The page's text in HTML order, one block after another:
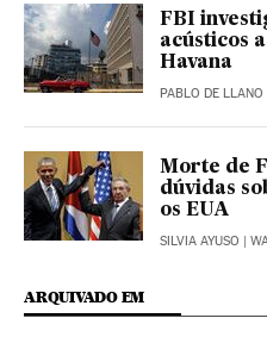
FBI
acústicos
Havana
PABLO DE LLANO
Morte de
dúvidas
os EUA
SILVIA AYUSO |
ARQUIVADO EM